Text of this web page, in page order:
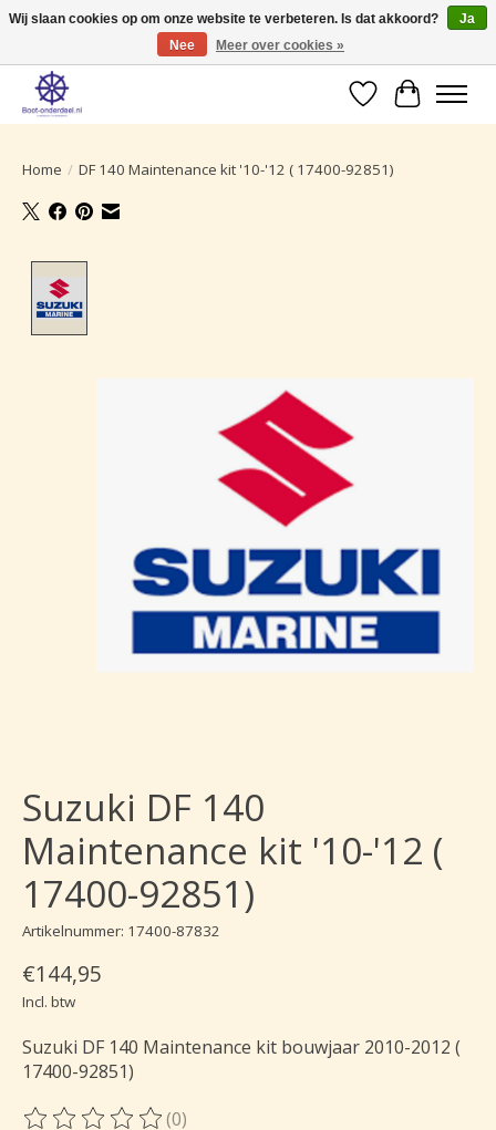
Ruime selectie producten voor uw boot onderhoud.
Verlanglijst
Home / DF 140 Maintenance kit '10-'12 ( 17400-92851)
Suzuki DF 140
Maintenance kit '10-'12 (
17400-92851)
Artikelnummer: 17400-87832
€144,95
Incl. btw
Suzuki DF 140 Maintenance kit bouwjaar 2010-2012 (
17400-92851)
(0)
Wij slaan cookies op om onze website te verbeteren. Is dat akkoord?
Ja
Nee
Meer over cookies »